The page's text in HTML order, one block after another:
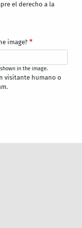
el derecho a la
image?
in the image.
visitante humano o